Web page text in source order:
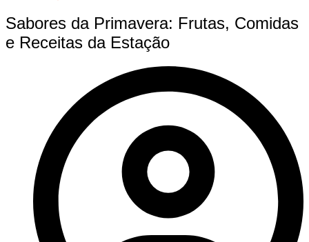
Sabores da Primavera: Frutas, Comidas
e Receitas da Estação